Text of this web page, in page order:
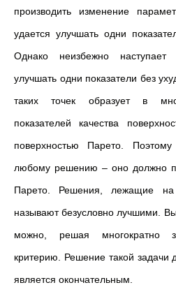
производить изменение
удается улучшать одни
Однако неизбежно наступает
улучшать одни показатели без
таких точек образует в
показателей качества
поверхностью Парето.
любому решению – оно должно
Парето. Решения, лежащие на
называют безусловно лучшими.
можно, решая многократно
критерию. Решение такой задачи
является окончательным.